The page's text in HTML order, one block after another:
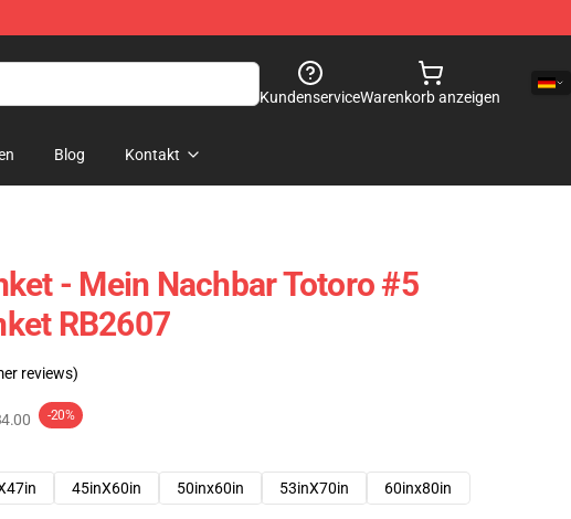
KundenserviceWarenkorb anzeigen
Blog Kontakt
- Mein Nachbar Totoro #5
RB2607
reviews)
-20%
45inX60in 50inx60in 53inX70in 60inx80in